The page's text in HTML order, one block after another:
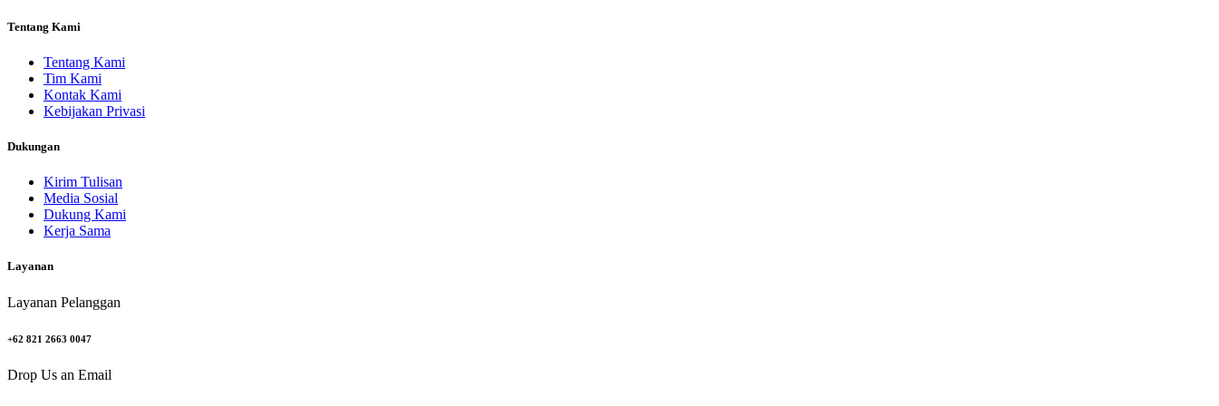
Tentang Kami
Tentang Kami
Tim Kami
Kontak Kami
Kebijakan Privasi
Dukungan
Kirim Tulisan
Media Sosial
Dukung Kami
Kerja Sama
Layanan
Layanan Pelanggan
+62 821 2663 0047
Drop Us an Email